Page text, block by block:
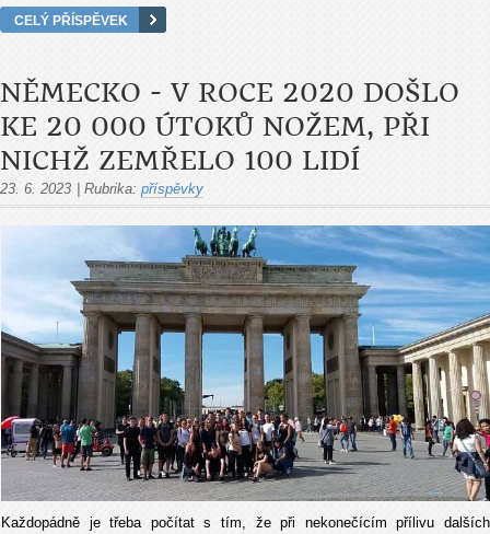
CELÝ PŘÍSPĚVEK
NĚMECKO - V ROCE 2020 DOŠLO
KE 20 000 ÚTOKŮ NOŽEM, PŘI
NICHŽ ZEMŘELO 100 LIDÍ
23. 6. 2023 Rubrika: příspěvky
Každopádně je třeba počítat s tím, že při nekonečícím přílivu dalších